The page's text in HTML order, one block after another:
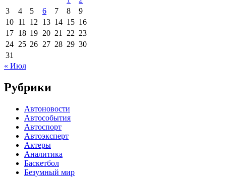
3
4 5 6 7 8
9
10 11 12 13 14 15 16
17 18 19 20 21 22 23
24 25 26 27 28 29 30
31
« Июл
Рубрики
Автоновости
Автособытия
Автоспорт
Автоэксперт
Актеры
Аналитика
Баскетбол
Безумный мир